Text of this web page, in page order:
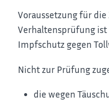
Voraussetzung für die
Verhaltensprüfung
Impfschutz gegen
Nicht zur Prüfung
die wegen